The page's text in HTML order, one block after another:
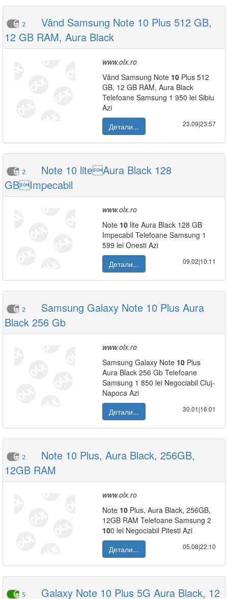
2
Vând Samsung Note 10 Plus 512 GB,
12 GB RAM, Aura Black
www.olx.ro
Vând Samsung Note 10 Plus 512
GB, 12 GB RAM, Aura Black
Telefoane Samsung 1 950 lei Sibiu
Azi
Детали...
23.09|23:57
2
Note 10 liteAura Black 128
GBImpecabil
www.olx.ro
Note 10 lite Aura Black 128 GB
Impecabil Telefoane Samsung 1
599 lei Onesti Azi
Детали...
09.02|10:11
2
Samsung Galaxy Note 10 Plus Aura
Black 256 Gb
www.olx.ro
Samsung Galaxy Note 10 Plus
Aura Black 256 Gb Telefoane
Samsung 1 850 lei Negociabil Cluj-
Napoca Azi
Детали...
30.01|16:01
2
Note 10 Plus, Aura Black, 256GB,
12GB RAM
www.olx.ro
Note 10 Plus, Aura Black, 256GB,
12GB RAM Telefoane Samsung 2
100 lei Negociabil Pitesti Azi
Детали...
05.08|22:10
5
Galaxy Note 10 Plus 5G Aura Black, 12